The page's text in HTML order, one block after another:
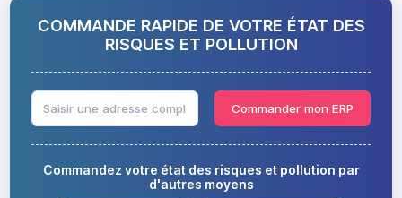
COMMANDE RAPIDE DE VOTRE ÉTAT DES
RISQUES ET POLLUTION
Commander mon ERP
Commandez votre état des risques et pollution par
d'autres moyens